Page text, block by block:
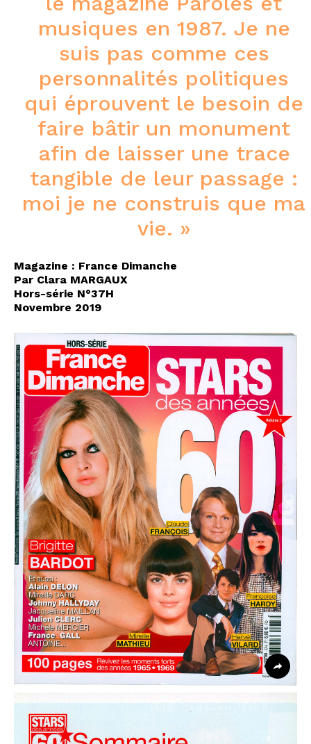
musiques en 1987. Je ne
suis pas comme ces
personnalités politiques
qui éprouvent le besoin de
faire bâtir un monument
afin de laisser une trace
tangible de leur passage :
moi je ne construis que ma
vie. »
Magazine : France Dimanche
Par Clara MARGAUX
Hors-série N°37H
Novembre 2019